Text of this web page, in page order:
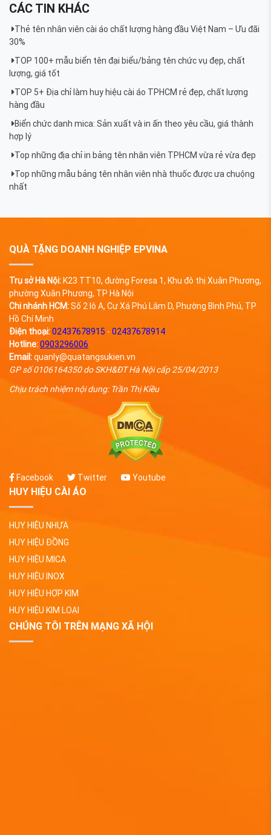
CÁC TIN KHÁC
Thẻ tên nhân viên cài áo chất lượng hàng đầu Việt Nam – Ưu đãi
30%
TOP 100+ mẫu biển tên đại biểu/bảng tên chức vụ đẹp, chất
lượng, giá tốt
TOP 5+ Địa chỉ làm huy hiệu cài áo TPHCM rẻ đẹp, chất lượng
hàng đầu
Biển chức danh mica: Sản xuất và in ấn theo yêu cầu, giá thành
hợp lý
Top những địa chỉ in bảng tên nhân viên TPHCM vừa rẻ vừa đẹp
Top những mẫu bảng tên nhân viên nhà thuốc được ưa chuộng
nhất
QUÀ TẶNG DOANH NGHIỆP EPVINA
Trụ sở Hà Nội:K23 TT10, đường Foresa 1, Khu đô thị Xuân Phương,
phường Xuân Phương, TP Hà Nội
Chi nhánh HCM:Số 2 lô A, Cư Xá Phú Lâm D, Phường Bình Phú, TP
Hồ Chí Minh
Điện thoại:02437678915 - 02437678914
Hotline:0903296006
Email:quanly@quatangsukien.vn
GP số 0106164350 do SKH&ĐT Hà Nội cấp 25/04/2013
Chịu trách nhiệm nội dung: Trần Thị Kiều
Facebook Twitter Youtube
HUY HIỆU CÀI ÁO
HUY HIỆU NHỰA
HUY HIỆU ĐỒNG
HUY HIỆU MICA
HUY HIỆU INOX
HUY HIỆU HỢP KIM
HUY HIỆU KIM LOẠI
CHÚNG TÔI TRÊN MẠNG XÃ HỘI